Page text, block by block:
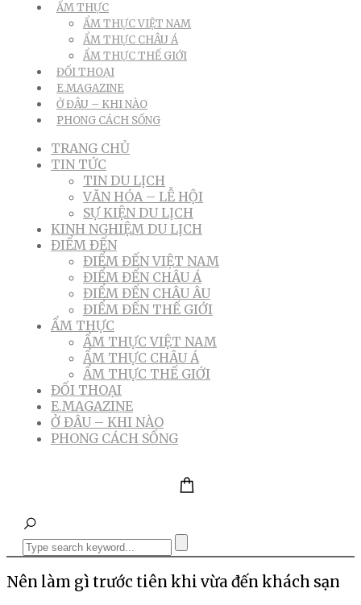
ẨM THỰC
ẨM THỰC VIỆT NAM
ẨM THỰC CHÂU Á
ẨM THỰC THẾ GIỚI
ĐỐI THOẠI
E.MAGAZINE
Ở ĐÂU – KHI NÀO
PHONG CÁCH SỐNG
TRANG CHỦ
TIN TỨC
TIN DU LỊCH
VĂN HÓA – LỄ HỘI
SỰ KIỆN DU LỊCH
KINH NGHIỆM DU LỊCH
ĐIỂM ĐẾN
ĐIỂM ĐẾN VIỆT NAM
ĐIỂM ĐẾN CHÂU Á
ĐIỂM ĐẾN CHÂU ÂU
ĐIỂM ĐẾN THẾ GIỚI
ẨM THỰC
ẨM THỰC VIỆT NAM
ẨM THỰC CHÂU Á
ẨM THỰC THẾ GIỚI
ĐỐI THOẠI
E.MAGAZINE
Ở ĐÂU – KHI NÀO
PHONG CÁCH SỐNG
Nên làm gì trước tiên khi vừa đến khách sạn